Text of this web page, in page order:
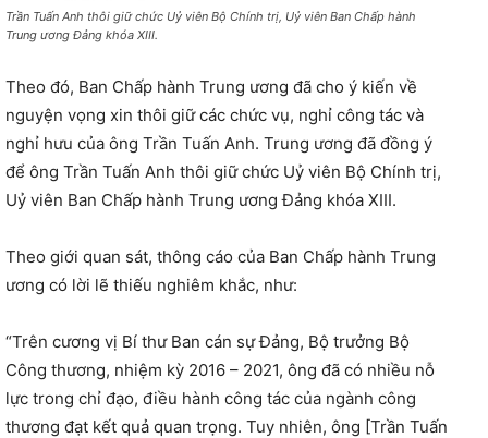
Trần Tuấn Anh thôi giữ chức Uỷ viên Bộ Chính trị, Uỷ viên Ban Chấp hành
Trung ương Đảng khóa XIII.
Theo đó, Ban Chấp hành Trung ương đã cho ý kiến về
nguyện vọng xin thôi giữ các chức vụ, nghỉ công tác và
nghỉ hưu của ông Trần Tuấn Anh. Trung ương đã đồng ý
để ông Trần Tuấn Anh thôi giữ chức Uỷ viên Bộ Chính trị,
Uỷ viên Ban Chấp hành Trung ương Đảng khóa XIII.
Theo giới quan sát, thông cáo của Ban Chấp hành Trung
ương có lời lẽ thiếu nghiêm khắc, như:
“Trên cương vị Bí thư Ban cán sự Đảng, Bộ trưởng Bộ
Công thương, nhiệm kỳ 2016 – 2021, ông đã có nhiều nỗ
lực trong chỉ đạo, điều hành công tác của ngành công
thương đạt kết quả quan trọng. Tuy nhiên, ông [Trần Tuấn